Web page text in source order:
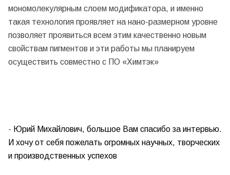
мономолекулярным слоем модификатора, и именно
такая технология проявляет на нано-размерном уровне
позволяет проявиться всем этим качественно новым
свойствам пигментов и эти работы мы планируем
осуществить совместно с ПО «Химтэк»
- Юрий Михайлович, большое Вам спасибо за интервью.
И хочу от себя пожелать огромных научных, творческих
и производственных успехов